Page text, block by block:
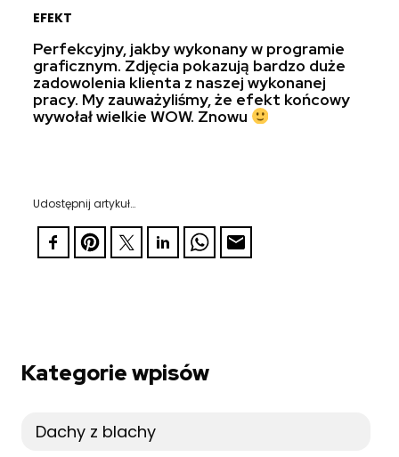
EFEKT
Perfekcyjny, jakby wykonany w programie
graficznym. Zdjęcia pokazują bardzo duże
zadowolenia klienta z naszej wykonanej
pracy. My zauważyliśmy, że efekt końcowy
wywołał wielkie WOW. Znowu
Udostępnij artykuł…
Kategorie wpisów
Dachy z blachy